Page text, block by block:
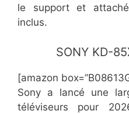
le support et
inclus.
SONY KD-
[amazon
Sony a lancé une
téléviseurs pour